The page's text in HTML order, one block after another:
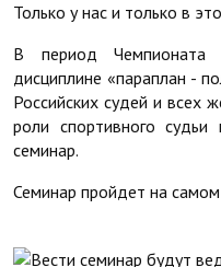
Только у нас и только в
В период Чемпионата
дисциплине «параплан -
Российских судей и всех
роли спортивного судьи
семинар.
Семинар пройдет на